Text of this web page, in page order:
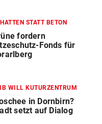
STATT BETON
fordern
Fonds für
WILL KUTURZENTRUM
in Dornbirn?
setzt auf Dialog